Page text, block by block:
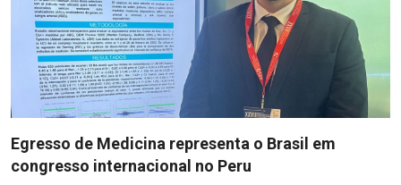
Egresso de Medicina representa o Brasil em
congresso internacional no Peru